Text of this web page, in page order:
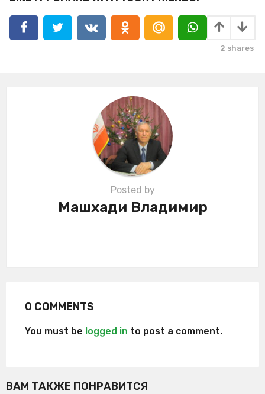
i
2 shares
Posted by
Машхади Владимир
0 COMMENTS
You must be logged in to post a comment.
ВАМ ТАКЖЕ ПОНРАВИТСЯ